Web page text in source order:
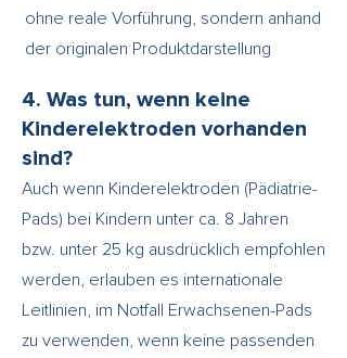
ohne reale Vorführung, sondern anhand
der originalen Produktdarstellung
4. Was tun, wenn keine
Kinderelektroden vorhanden
sind?
Auch wenn Kinderelektroden (Pädiatrie-
Pads) bei Kindern unter ca. 8 Jahren
bzw. unter 25 kg ausdrücklich empfohlen
werden, erlauben es internationale
Leitlinien, im Notfall Erwachsenen-Pads
zu verwenden, wenn keine passenden